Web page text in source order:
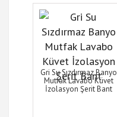
Gri Su Sızdırmaz Banyo
Mutfak Lavabo Küvet
İzolasyon Şerit Bant